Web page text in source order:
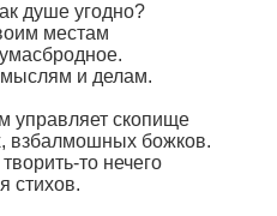
душе угодно?
местам
мыслям и делам.
управляет скопище
взбалмошных божков.
то нечего
стихов.